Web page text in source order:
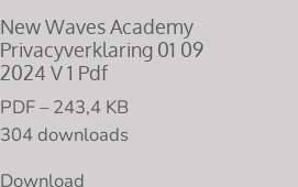
New Waves Academy
Privacyverklaring 01 09
2024 V 1 Pdf
PDF – 243,4 KB
304 downloads
Download